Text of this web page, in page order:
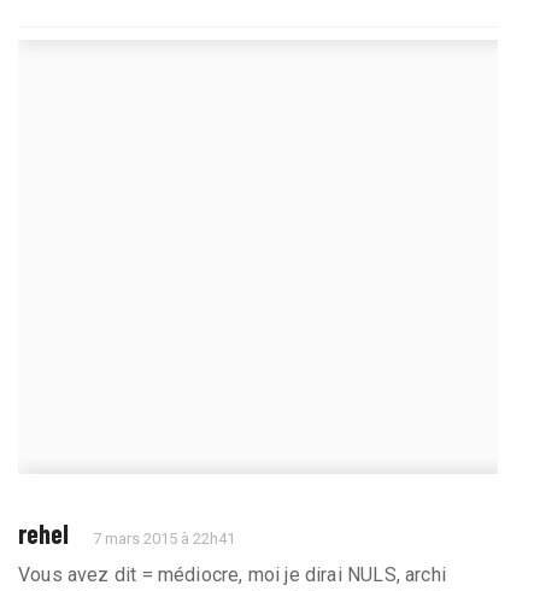
rehel 7 mars 2015 à 22h41
Vous avez dit = médiocre, moi je dirai NULS, archi